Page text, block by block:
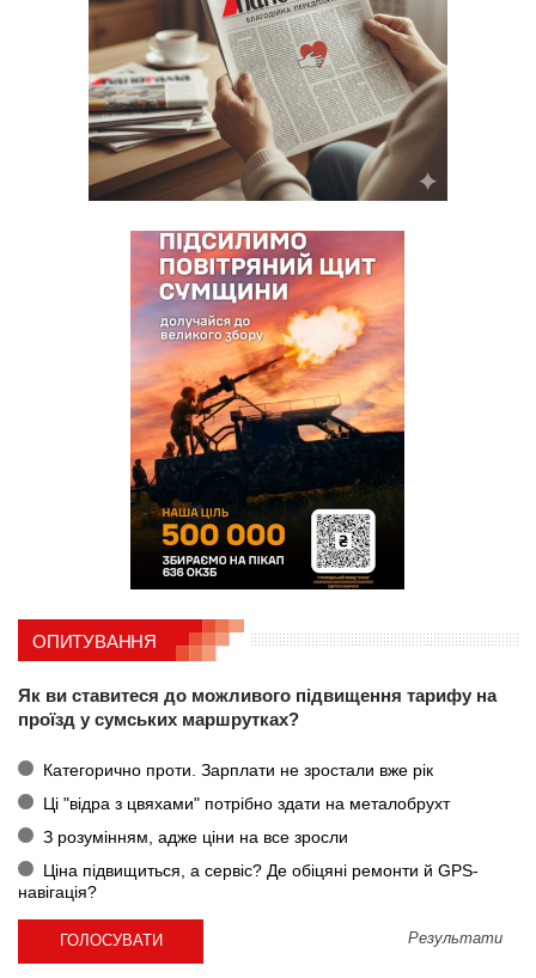
ОПИТУВАННЯ
Як ви ставитеся до можливого підвищення тарифу на
проїзд у сумських маршрутках?
Категорично проти. Зарплати не зростали вже рік
Ці "відра з цвяхами" потрібно здати на металобрухт
З розумінням, адже ціни на все зросли
Ціна підвищиться, а сервіс? Де обіцяні ремонти й GPS-
навігація?
Результати